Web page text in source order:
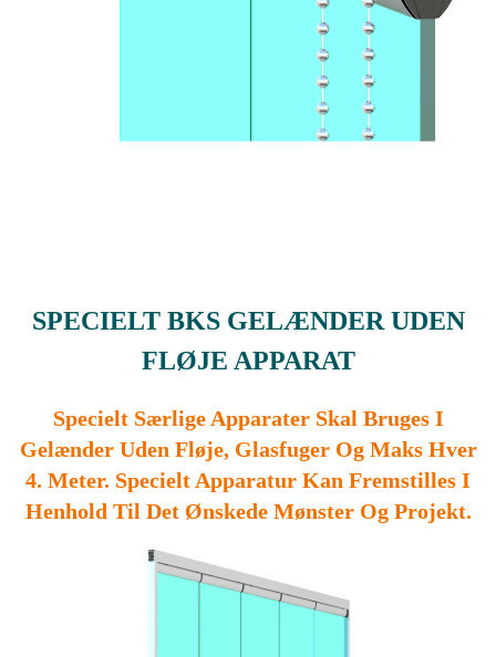
SPECIELT BKS GELÆNDER UDEN
FLØJE APPARAT
Specielt Særlige Apparater Skal Bruges I
Gelænder Uden Fløje, Glasfuger Og Maks Hver
4. Meter. Specielt Apparatur Kan Fremstilles I
Henhold Til Det Ønskede Mønster Og Projekt.